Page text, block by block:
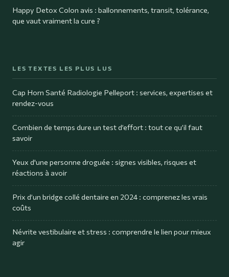
Happy Detox Colon avis : ballonnements, transit, tolérance,
que vaut vraiment la cure ?
LES TEXTES LES PLUS LUS
Cap Horn Santé Radiologie Pelleport : services, expertises et
rendez-vous
Combien de temps dure un test d’effort : tout ce qu’il faut
savoir
Yeux d'une personne droguée : signes visibles, risques et
réactions à avoir
Prix d’un bridge collé dentaire en 2024 : comprenez les vrais
coûts
Névrite vestibulaire et stress : comprendre le lien pour mieux
agir